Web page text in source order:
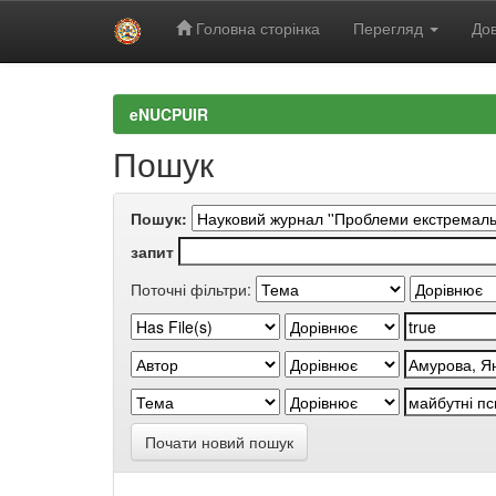
Головна сторінка Перегляд
eNUCPUIR
Пошук
Пошук:
запит
Поточні фільтри:
Почати новий пошук